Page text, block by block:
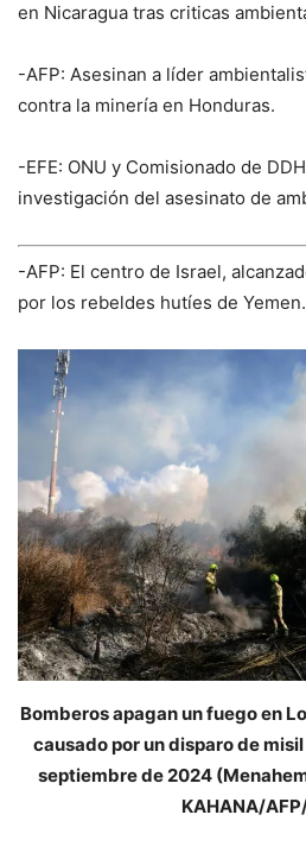
en Nicaragua tras criticas
-AFP: Asesinan a líder
contra la minería en Honduras.
-EFE: ONU y Comisionado de
investigación del asesinato de
-AFP: El centro de Israel,
por los rebeldes hutíes de Yemen.
Bomberos apagan un fuego en
causado por un disparo de
septiembre de 2024
KAHANA/